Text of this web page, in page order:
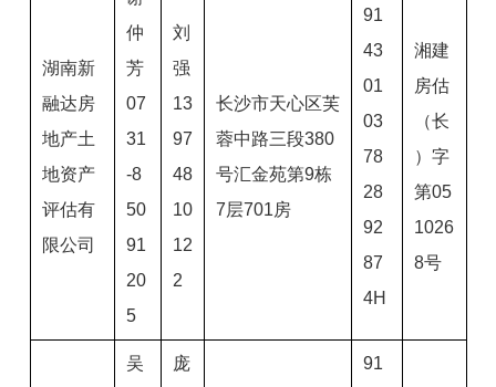
湖南新
融达房
地产土
地资产
评估有
限公司
仲
芳
07
31
-8
50
91
20
5
刘
强
13
97
48
10
12
2
长沙市天心区芙
蓉中路三段380
号汇金苑第9栋
7层701房
91
43
01
03
78
28
92
87
4H
湘建
房估
（长
）字
第05
1026
8号
吴
庞
91